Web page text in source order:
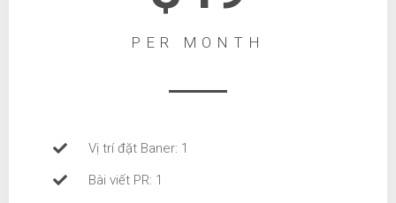
PER MONTH
Vị trí đặt Baner: 1
Bài viết PR: 1